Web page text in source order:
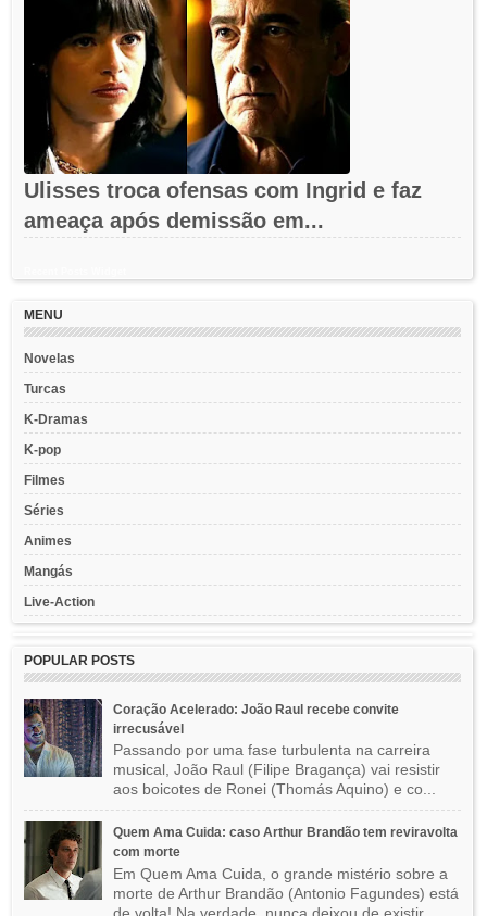
Ulisses troca ofensas com Ingrid e faz
ameaça após demissão em...
MENU
Novelas
Turcas
K-Dramas
K-pop
Filmes
Séries
Animes
Mangás
Live-Action
POPULAR POSTS
Coração Acelerado: João Raul recebe convite
irrecusável
Passando por uma fase turbulenta na carreira
musical, João Raul (Filipe Bragança) vai resistir
aos boicotes de Ronei (Thomás Aquino) e co...
Quem Ama Cuida: caso Arthur Brandão tem reviravolta
com morte
Em Quem Ama Cuida, o grande mistério sobre a
morte de Arthur Brandão (Antonio Fagundes) está